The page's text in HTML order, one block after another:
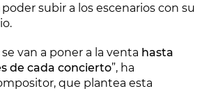
subir a los escenarios con su
van a poner a la venta hasta
de cada concierto”, ha
que plantea esta